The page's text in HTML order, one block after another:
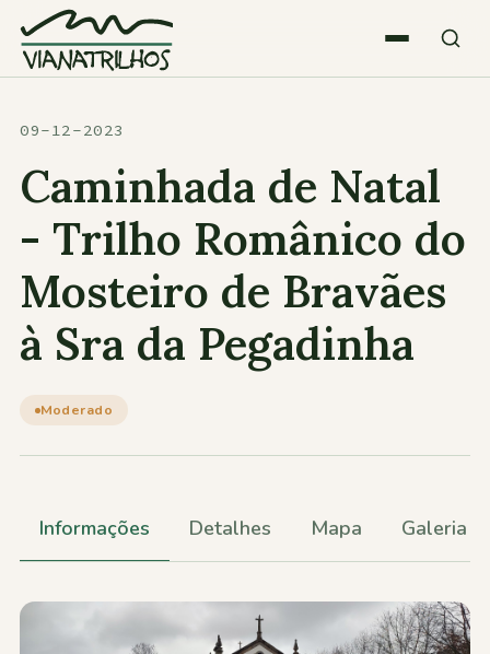
Quem somos
Atividades
Estatísticas
Participações
09-12-2023
Caminhada de Natal
- Trilho Românico do
Mosteiro de Bravães
à Sra da Pegadinha
Moderado
Informações Detalhes Mapa Galeria